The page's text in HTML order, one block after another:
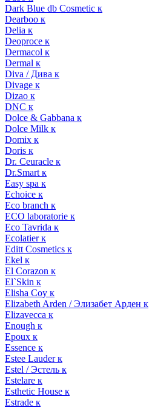
Dark Blue db Cosmetic к
Dearboo к
Delia к
Deoproce к
Dermacol к
Dermal к
Diva / Дива к
Divage к
Dizao к
DNC к
Dolce & Gabbana к
Dolce Milk к
Domix к
Doris к
Dr. Ceuracle к
Dr.Smart к
Easy spa к
Echoice к
Eco branch к
ECO laboratorie к
Eco Tavrida к
Ecolatier к
Editt Cosmetics к
Ekel к
El Corazon к
El`Skin к
Elisha Coy к
Elizabeth Arden / Элизабет Арден к
Elizavecca к
Enough к
Epoux к
Essence к
Estee Lauder к
Estel / Эстель к
Estelare к
Esthetic House к
Estrade к